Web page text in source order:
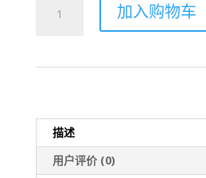
агентство
City)
数
加入购物车
描述
用户评价 (0)